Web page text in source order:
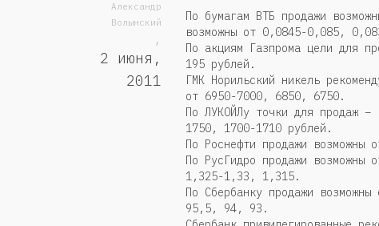
Александр
Волынский
,
2 июня,
2011
По бумагам ВТБ продажи
возможны от 0,0845-0,085,
По акциям Газпрома цели для
195 рублей.
ГМК Норильский никель
от 6950-7000, 6850, 6750.
По ЛУКОЙЛу точки для продаж
1750, 1700-1710 рублей.
По Роснефти продажи
По РусГидро продажи
1,325-1,33, 1,315.
По Сбербанку продажи
95,5, 94, 93.